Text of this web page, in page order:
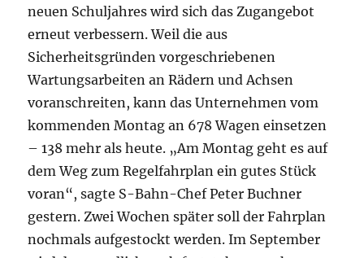
neuen Schuljahres wird sich das Zugangebot
erneut verbessern. Weil die aus
Sicherheitsgründen vorgeschriebenen
Wartungsarbeiten an Rädern und Achsen
voranschreiten, kann das Unternehmen vom
kommenden Montag an 678 Wagen einsetzen
– 138 mehr als heute. „Am Montag geht es auf
dem Weg zum Regelfahrplan ein gutes Stück
voran“, sagte S-Bahn-Chef Peter Buchner
gestern. Zwei Wochen später soll der Fahrplan
nochmals aufgestockt werden. Im September